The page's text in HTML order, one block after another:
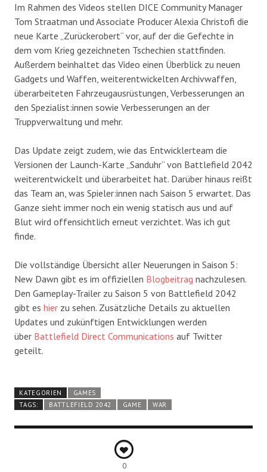
Im Rahmen des Videos stellen DICE Community Manager
Tom Straatman und Associate Producer Alexia Christofi die
neue Karte „Zurückerobert“ vor, auf der die Gefechte in
dem vom Krieg gezeichneten Tschechien stattfinden.
Außerdem beinhaltet das Video einen Überblick zu neuen
Gadgets und Waffen, weiterentwickelten Archivwaffen,
überarbeiteten Fahrzeugausrüstungen, Verbesserungen an
den Spezialist:innen sowie Verbesserungen an der
Truppverwaltung und mehr.
Das Update zeigt zudem, wie das Entwicklerteam die
Versionen der Launch-Karte „Sanduhr“ von Battlefield 2042
weiterentwickelt und überarbeitet hat. Darüber hinaus reißt
das Team an, was Spieler:innen nach Saison 5 erwartet. Das
Ganze sieht immer noch ein wenig statisch aus und auf
Blut wird offensichtlich erneut verzichtet. Was ich gut
finde.
Die vollständige Übersicht aller Neuerungen in Saison 5:
New Dawn gibt es im offiziellen Blogbeitrag nachzulesen.
Den Gameplay-Trailer zu Saison 5 von Battlefield 2042
gibt es hier zu sehen. Zusätzliche Details zu aktuellen
Updates und zukünftigen Entwicklungen werden
über Battlefield Direct Communications auf Twitter
geteilt.
KATEGORIEN
GAMES
TAGS:
BATTLEFIELD 2042 GAME WAR
0